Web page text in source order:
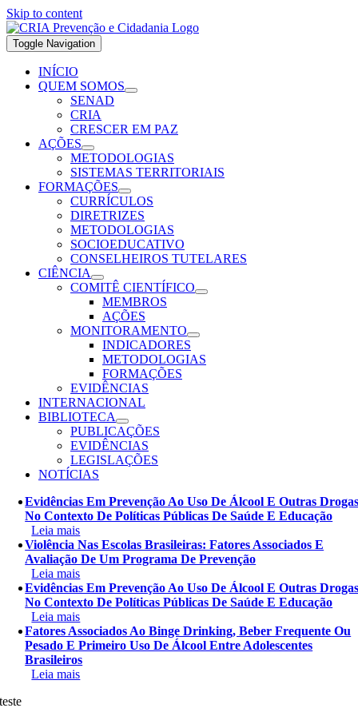
Skip to content
Toggle Navigation
INÍCIO
QUEM SOMOS
SENAD
CRIA
CRESCER EM PAZ
AÇÕES
METODOLOGIAS
SISTEMAS TERRITORIAIS
FORMAÇÕES
CURRÍCULOS
DIRETRIZES
METODOLOGIAS
SOCIOEDUCATIVO
CONSELHEIROS TUTELARES
CIÊNCIA
COMITÊ CIENTÍFICO
MEMBROS
AÇÕES
MONITORAMENTO
INDICADORES
METODOLOGIAS
FORMAÇÕES
EVIDÊNCIAS
INTERNACIONAL
BIBLIOTECA
PUBLICAÇÕES
EVIDÊNCIAS
LEGISLAÇÕES
NOTÍCIAS
Evidências Em Prevenção Ao Uso De Álcool E Outras
No Contexto De Políticas Públicas De Saúde E Educação
Leia mais
Violência Nas Escolas Brasileiras: Fatores Associados E
Avaliação De Um Programa De Prevenção
Leia mais
Evidências Em Prevenção Ao Uso De Álcool E Outras
No Contexto De Políticas Públicas De Saúde E Educação
Leia mais
Fatores Associados Ao Binge Drinking, Beber Frequente Ou
Pesado E Primeiro Uso De Álcool Entre Adolescentes
Brasileiros
Leia mais
teste